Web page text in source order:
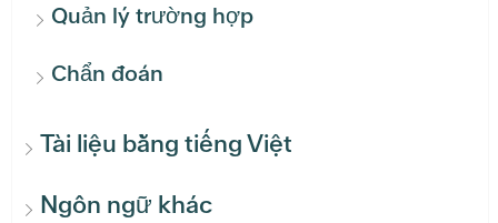
Quản lý trường hợp
Chẩn đoán
Tài liệu bằng tiếng Việt
Ngôn ngữ khác